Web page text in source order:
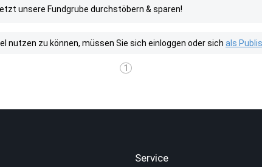
unsere Fundgrube durchstöbern & sparen!
nutzen zu können, müssen Sie sich einloggen oder sich als
1
Service